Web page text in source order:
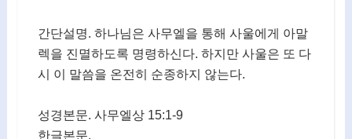
간단설명. 하나님은 사무엘을 통해 사울에게 아말
렉을 진멸하도록 명령하신다. 하지만 사울은 또 다
시 이 말씀을 온전히 순종하지 않는다.
성경본문. 사무엘상 15:1-9
한글본문.